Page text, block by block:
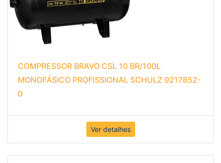
COMPRESSOR BRAVO CSL 10 BR/100L
MONOFÁSICO PROFISSIONAL SCHULZ 9217852-
0
Ver detalhes